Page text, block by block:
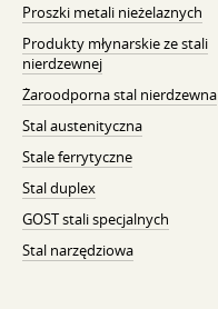
Proszki metali nieżelaznych
Produkty młynarskie ze stali
nierdzewnej
Żaroodporna stal nierdzewna
Stal austenityczna
Stale ferrytyczne
Stal duplex
GOST stali specjalnych
Stal narzędziowa